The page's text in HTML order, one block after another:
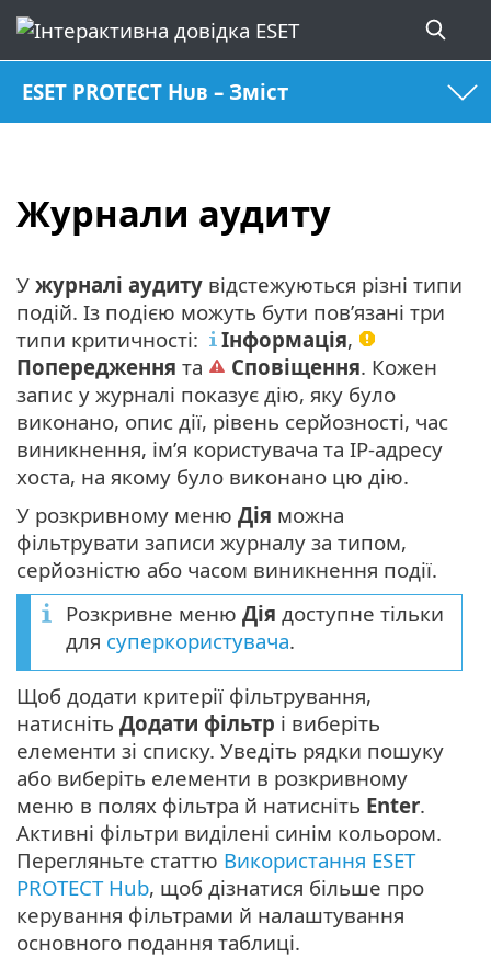
ESET PROTECT Hub – Зміст
Журнали аудиту
У журналі аудиту відстежуються різні типи
подій. Із подією можуть бути пов’язані три
типи критичності:
Інформація,
Попередження та Сповіщення. Кожен
запис у журналі показує дію, яку було
виконано, опис дії, рівень серйозності, час
виникнення, ім’я користувача та IP-адресу
хоста, на якому було виконано цю дію.
У розкривному меню Дія можна
фільтрувати записи журналу за типом,
серйозністю або часом виникнення події.
Розкривне меню Дія доступне тільки
для суперкористувача.
Щоб додати критерії фільтрування,
натисніть Додати фільтр і виберіть
елементи зі списку. Уведіть рядки пошуку
або виберіть елементи в розкривному
меню в полях фільтра й натисніть Enter.
Активні фільтри виділені синім кольором.
Перегляньте статтю Використання ESET
PROTECT Hub, щоб дізнатися більше про
керування фільтрами й налаштування
основного подання таблиці.